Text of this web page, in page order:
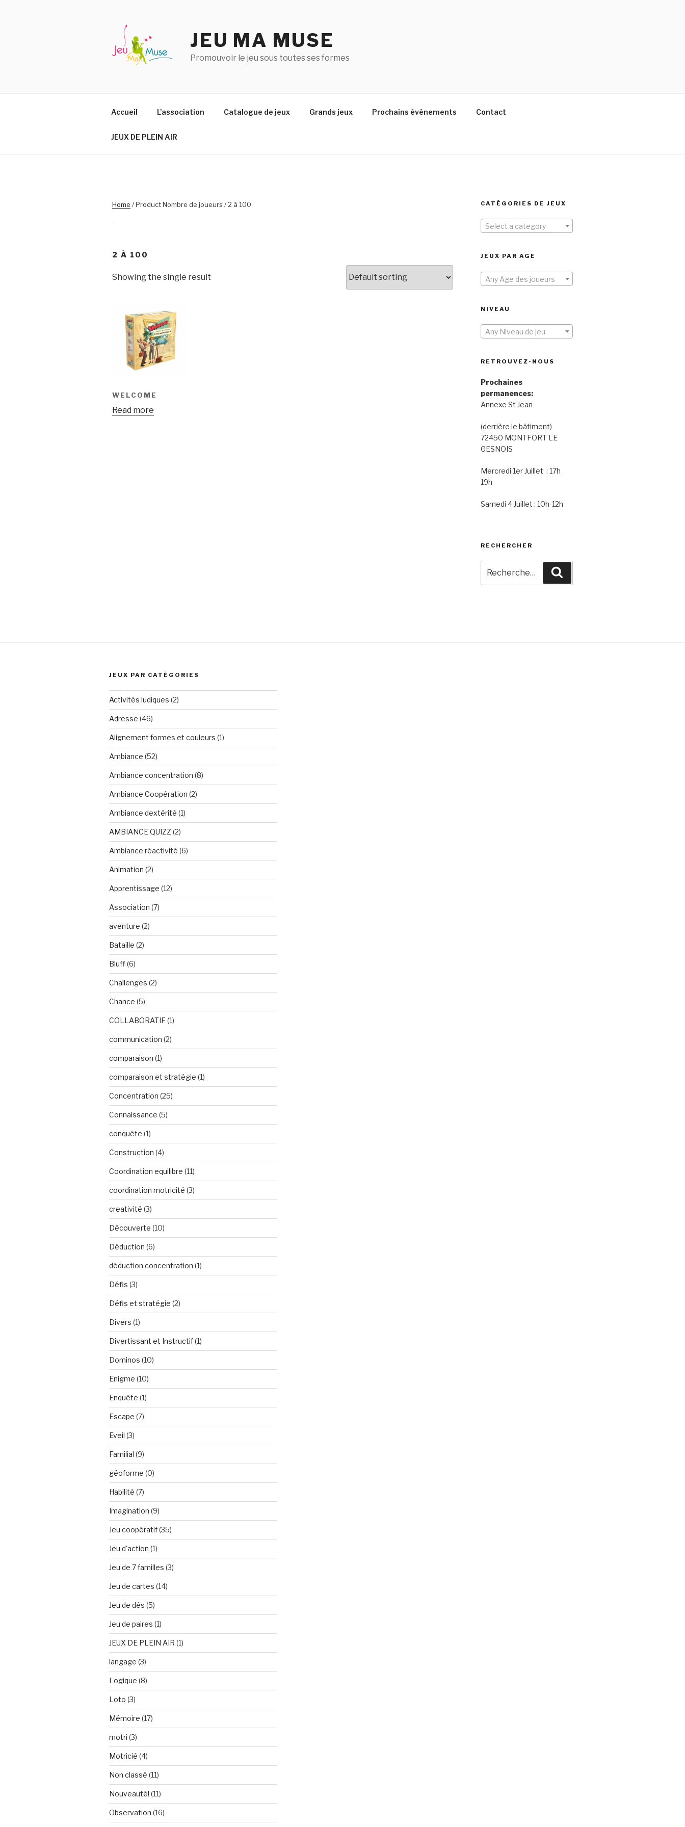
JEU MA MUSE
Promouvoir le jeu sous toutes ses formes
Accueil L’association Catalogue de jeux Grands jeux Prochains événements Contact
JEUX DE PLEIN AIR
Home / Product Nombre de joueurs / 2 à 100
2 À 100
Showing the single result
WELCOME
Read more
CATÉGORIES DE JEUX
Select a category
JEUX PAR AGE
Any Age des joueurs
NIVEAU
Any Niveau de jeu
RETROUVEZ-NOUS
Prochaines
permanences:
Annexe St Jean
(derrière le bâtiment)
72450 MONTFORT LE
GESNOIS
Mercredi 1er Juillet : 17h
19h
Samedi 4 Juillet : 10h-12h
RECHERCHER
pour
:
JEUX PAR CATÉGORIES
Activités ludiques (2)
Adresse (46)
Alignement formes et couleurs (1)
Ambiance (52)
Ambiance concentration (8)
Ambiance Coopération (2)
Ambiance dextérité (1)
AMBIANCE QUIZZ (2)
Ambiance réactivité (6)
Animation (2)
Apprentissage (12)
Association (7)
aventure (2)
Bataille (2)
Bluff(6)
Challenges (2)
Chance (5)
COLLABORATIF(1)
communication (2)
comparaison (1)
comparaison et stratégie (1)
Concentration (25)
Connaissance (5)
conquête (1)
Construction (4)
Coordination equilibre (11)
coordination motricité (3)
creativité (3)
Découverte (10)
Déduction (6)
déduction concentration (1)
Défis (3)
Défis et stratégie (2)
Divers (1)
Divertissant et Instructif(1)
Dominos (10)
Enigme (10)
Enquête (1)
Escape (7)
Eveil (3)
Familial (9)
géoforme (0)
Habilité (7)
Imagination (9)
Jeu coopératif(35)
Jeu d'action (1)
Jeu de 7 familles (3)
Jeu de cartes (14)
Jeu de dés (5)
Jeu de paires (1)
JEUX DE PLEIN AIR (1)
langage (3)
Logique (8)
Loto (3)
Mémoire (17)
motri (3)
Motricié (4)
Non classé (11)
Nouveauté! (11)
Observation (16)